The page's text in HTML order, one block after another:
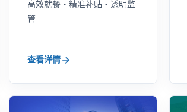
高效就餐・精准补贴・透明监
管
查看详情